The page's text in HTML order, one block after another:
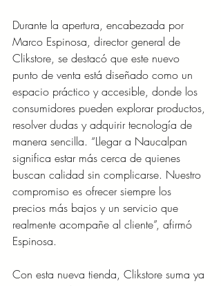
Durante la apertura, encabezada por
Marco Espinosa, director general de
Clikstore, se destacó que este nuevo
punto de venta está diseñado como un
espacio práctico y accesible, donde los
consumidores pueden explorar productos,
resolver dudas y adquirir tecnología de
manera sencilla. “Llegar a Naucalpan
significa estar más cerca de quienes
buscan calidad sin complicarse. Nuestro
compromiso es ofrecer siempre los
precios más bajos y un servicio que
realmente acompañe al cliente”, afirmó
Espinosa.
Con esta nueva tienda, Clikstore suma ya